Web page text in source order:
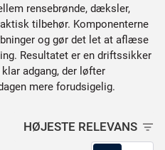
rensebrønde, dæksler,
tilbehør. Komponenterne
og gør det let at aflæse
Resultatet er en driftssikker
adgang, der løfter
mere forudsigelig.
HØJESTE RELEVANS